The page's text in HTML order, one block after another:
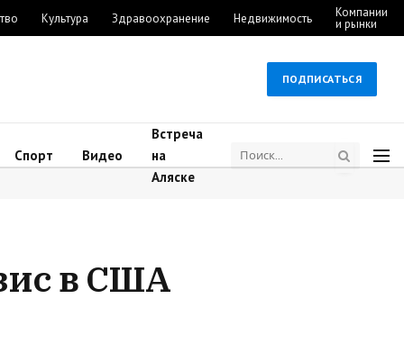
Культура Здравоохранение Недвижимость Компании
и рынки
ПОДПИСАТЬСЯ
Спорт Видео
Встреча
на
Аляске
в США